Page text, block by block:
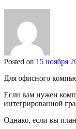
Posted on 15 ноября
Для офисного
Если вам нужен
интегрированной
Однако, если вы